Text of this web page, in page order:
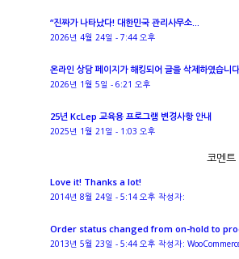
“진짜가 나타났다! 대한민국 관리사무소...
2026년 4월 24일 - 7:44 오후
온라인 상담 페이지가 해킹되어 글을 삭제하였습니
2026년 1월 5일 - 6:21 오후
25년 KcLep 교육용 프로그램 변경사항 안내
2025년 1월 21일 - 1:03 오후
코멘트
Love it! Thanks a lot!
2014년 8월 24일 - 5:14 오후 작성자:
Order status changed from on-hold to
2013년 5월 23일 - 5:44 오후 작성자: